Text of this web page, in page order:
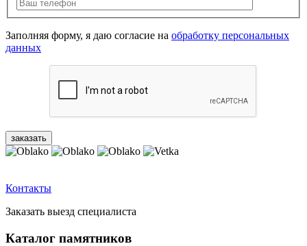
Заполняя форму, я даю согласие на обработку персональных
данных
Контакты
Заказать выезд специалиста
Каталог памятников